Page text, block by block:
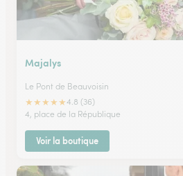
Majalys
Le Pont de Beauvoisin
★★★★★4.8 (36)
4, place de la République
Voir la boutique